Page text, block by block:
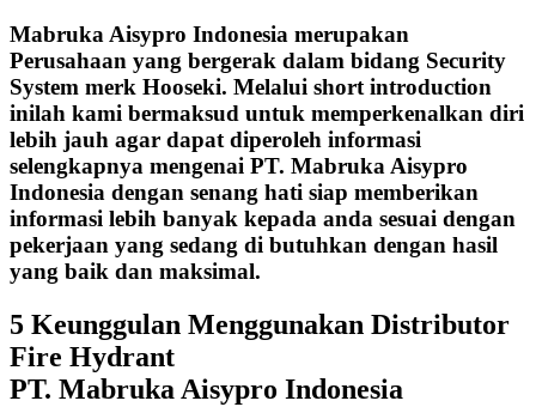
Mabruka Aisypro Indonesia merupakan
Perusahaan yang bergerak dalam bidang Security
System merk Hooseki. Melalui short introduction
inilah kami bermaksud untuk memperkenalkan diri
lebih jauh agar dapat diperoleh informasi
selengkapnya mengenai PT. Mabruka Aisypro
Indonesia dengan senang hati siap memberikan
informasi lebih banyak kepada anda sesuai dengan
pekerjaan yang sedang di butuhkan dengan hasil
yang baik dan maksimal.
5 Keunggulan Menggunakan Distributor
Fire Hydrant
PT. Mabruka Aisypro Indonesia